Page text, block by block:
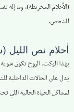
(الأحلام المخربطة)، وما
للشخص.
أحلام نص الليل (ساعة 12 بالليل لقبل
بهذا الوكت، الروح تكون
يدل على الحالات الداخلية
لمشاكل الحياة الحالية اللي